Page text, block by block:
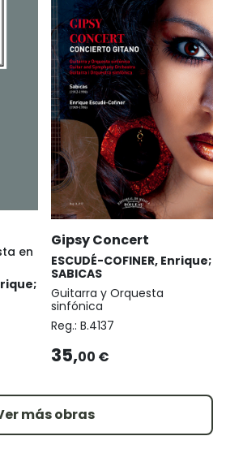
en
Gipsy Concert
ESCUDÉ-COFINER, Enrique;
SABICAS
Guitarra y Orquesta
sinfónica
Reg.: B.4137
35,00 €
más obras